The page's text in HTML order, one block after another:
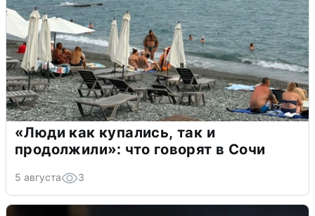
«Люди как купались, так и
продолжили»: что говорят в Сочи
5 августа 3